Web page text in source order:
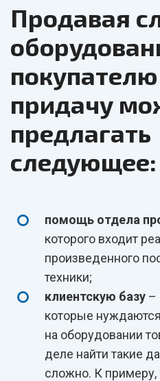
Продавая
придачу
предлагать
следующее:
помощь отдела
которого входит
произведенного
техники;
клиентскую базу –
которые
на оборудовании
деле найти такие
сложно. К примеру,